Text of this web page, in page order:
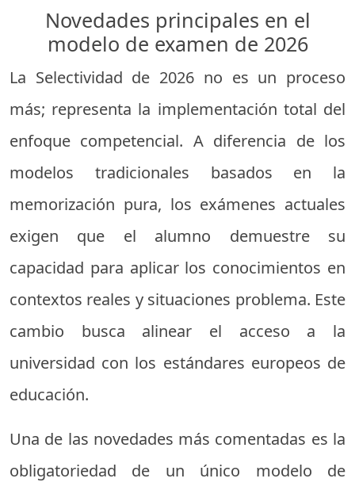
Novedades principales en el
modelo de examen de 2026
La Selectividad de 2026 no es un proceso
más; representa la implementación total del
enfoque competencial. A diferencia de los
modelos tradicionales basados en la
memorización pura, los exámenes actuales
exigen que el alumno demuestre su
capacidad para aplicar los conocimientos en
contextos reales y situaciones problema. Este
cambio busca alinear el acceso a la
universidad con los estándares europeos de
educación.
Una de las novedades más comentadas es la
obligatoriedad de un único modelo de